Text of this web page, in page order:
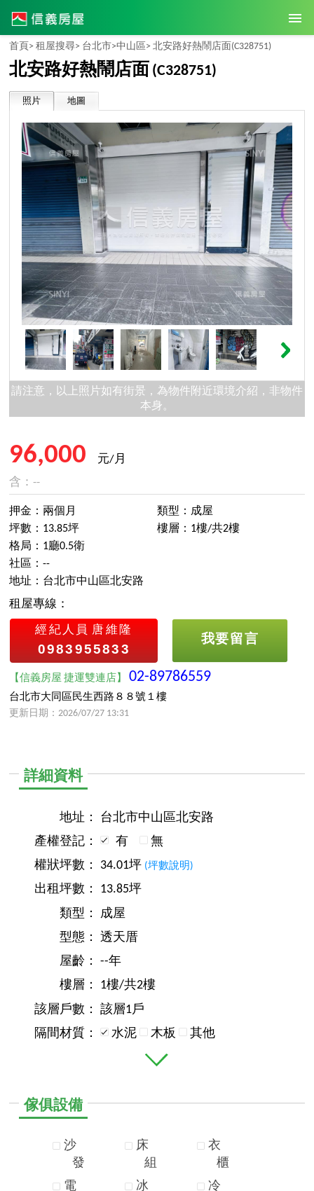
首頁> 租屋搜尋> 台北市>中山區> 北安路好熱鬧店面(C328751)
北安路好熱鬧店面 (C328751)
照片 地圖
請注意，以上照片如有街景，為物件附近環境介紹，非物件
本身。
96,000
元/月
含：--
押金：兩個月
坪數：13.85坪
類型：成屋
樓層：1樓/共2樓
格局：1廳0.5衛
社區：--
地址：台北市中山區北安路
租屋專線：
經紀人員 唐維隆
0983955833
我要留言
【信義房屋 捷運雙連店】02-89786559
台北市大同區民生西路８８號１樓
更新日期：2026/07/27 13:31
詳細資料
地址：
台北市中山區北安路
產權登記：
有
無
權狀坪數：
34.01坪 (坪數說明)
出租坪數：
13.85坪
類型：
成屋
型態：
透天厝
屋齡：
--年
樓層：
1樓/共2樓
該層戶數：
該層1戶
隔間材質：
水泥 木板 其他
傢俱設備
沙
發
電
床
組
冰
衣
櫃
冷